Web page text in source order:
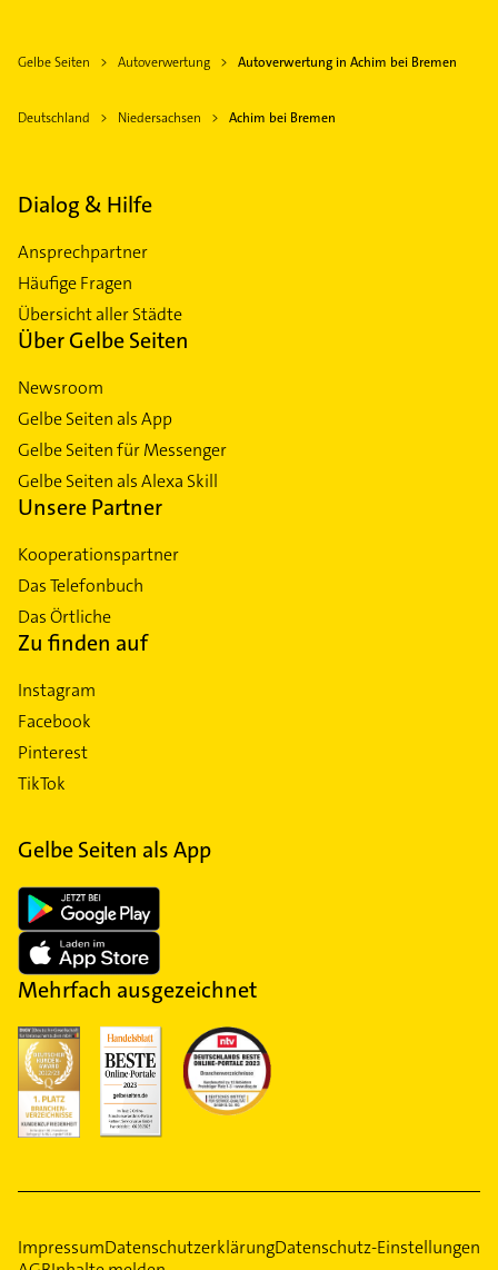
Gelbe Seiten Autoverwertung Autoverwertung in Achim bei Bremen
Deutschland Niedersachsen Achim bei Bremen
Dialog & Hilfe
Ansprechpartner
Häufige Fragen
Übersicht aller Städte
Über Gelbe Seiten
Newsroom
Gelbe Seiten als App
Gelbe Seiten für Messenger
Gelbe Seiten als Alexa Skill
Unsere Partner
Kooperationspartner
Das Telefonbuch
Das Örtliche
Zu finden auf
Instagram
Facebook
Pinterest
TikTok
Gelbe Seiten als App
Mehrfach ausgezeichnet
ImpressumDatenschutzerklärungDatenschutz-Einstellungen